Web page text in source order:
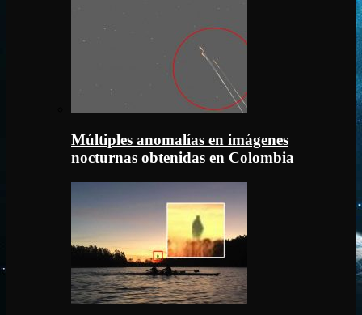
Múltiples anomalías en imágenes
nocturnas obtenidas en Colombia